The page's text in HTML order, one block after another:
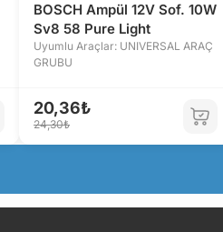
BOSCH Ampül 12V Sof. 10W
Sv8 58 Pure Light
Uyumlu Araçlar: UNIVERSAL ARAÇ
GRUBU
20,36₺
24,30₺